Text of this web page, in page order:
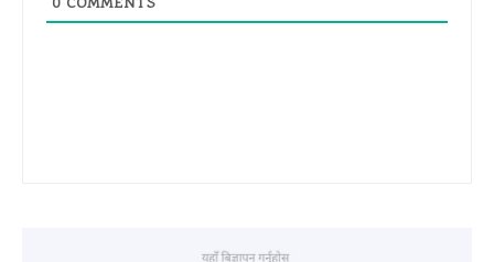
0 COMMENTS